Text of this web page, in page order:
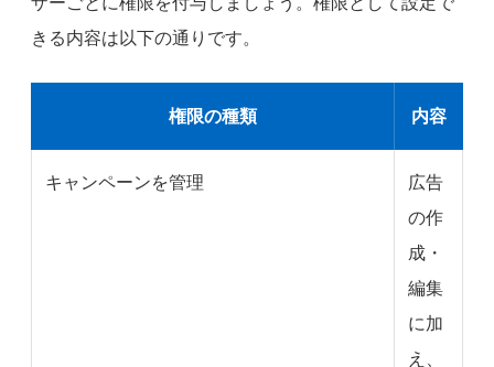
きる内容は以下の通りです。
権限の種類 内容
キャンペーンを管理
広告
の作
成・
編集
に加
え、